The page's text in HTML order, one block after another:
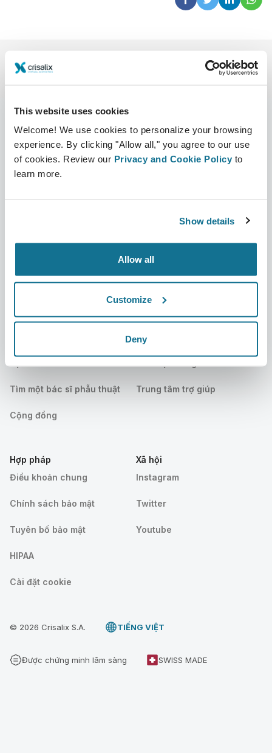
This website uses cookies
Welcome! We use cookies to personalize your browsing
experience. By clicking "Allow all," you agree to our use
of cookies. Review our Privacy and Cookie Policy to
learn more.
Show details
Allow all
Customize
Deny
Công ty
Về chúng tôi
Sự kiện
Bác sĩ phẫu thuật thẩm mỹ
Kế hoạch của bác sĩ phẫu
Đánh giá của bệnh nhân
Tìm một bác sĩ phẫu thuật
Cộng đồng
Hỗ trợ
Trung tâm trợ giúp
Hợp pháp
Điều khoản chung
Chính sách bảo mật
Tuyên bố bảo mật
HIPAA
Cài đặt cookie
Xã hội
Instagram
Twitter
Youtube
© 2026 Crisalix S.A. TIẾNG VIỆT
Được chứng minh lâm sàng SWISS MADE